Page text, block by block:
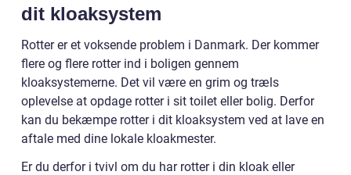
dit kloaksystem
Rotter er et voksende problem i Danmark. Der kommer
flere og flere rotter ind i boligen gennem
kloaksystemerne. Det vil være en grim og træls
oplevelse at opdage rotter i sit toilet eller bolig. Derfor
kan du bekæmpe rotter i dit kloaksystem ved at lave en
aftale med dine lokale kloakmester.
Er du derfor i tvivl om du har rotter i din kloak eller